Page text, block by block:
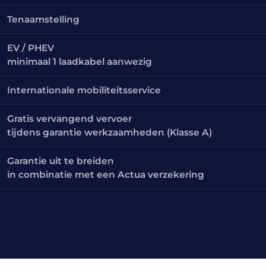
Tenaamstelling
EV / PHEV
minimaal 1 laadkabel aanwezig
Internationale mobiliteitsservice
Gratis vervangend vervoer
tijdens garantie werkzaamheden (Klasse A)
Garantie uit te breiden
in combinatie met een Actua verzekering